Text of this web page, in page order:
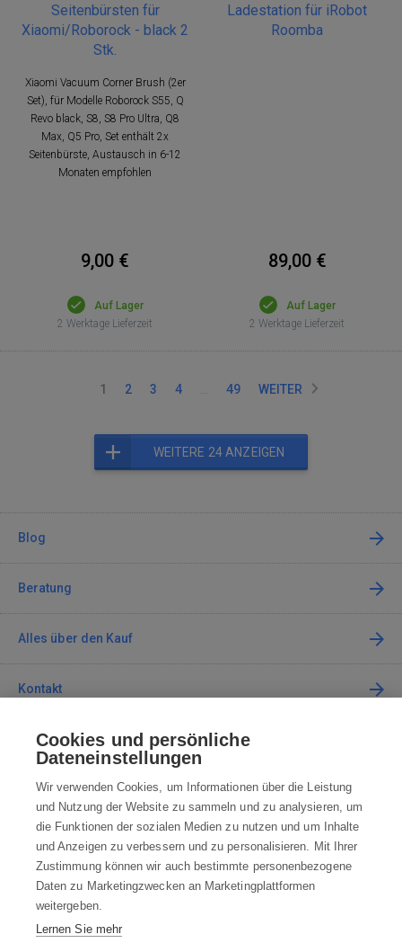
Seitenbürsten für
Xiaomi/Roborock - black 2
Stk.
Xiaomi Vacuum Corner Brush (2er
Set), für Modelle Roborock S55, Q
Revo black, S8, S8 Pro Ultra, Q8
Max, Q5 Pro, Set enthält 2x
Seitenbürste, Austausch in 6-12
Monaten empfohlen
9,00 €
Auf Lager
2 Werktage Lieferzeit
Ladestation für iRobot
Roomba
89,00 €
Auf Lager
2 Werktage Lieferzeit
1 2 3 4 49 WEITER
WEITERE 24 ANZEIGEN
Blog
Beratung
Alles über den Kauf
Kontakt
Kontaktieren Sie uns
info@robotworld.de
+49 25 197 159 962 Mo-Fr 8:00—16:00 Uhr
ALLE KONTAKTE
WIDERRUFSBELEHRUNG
Cookies und persönliche
Dateneinstellungen
Wir verwenden Cookies, um Informationen über die Leistung
und Nutzung der Website zu sammeln und zu analysieren, um
die Funktionen der sozialen Medien zu nutzen und um Inhalte
und Anzeigen zu verbessern und zu personalisieren. Mit Ihrer
Zustimmung können wir auch bestimmte personenbezogene
Daten zu Marketingzwecken an Marketingplattformen
weitergeben.
Lernen Sie mehr